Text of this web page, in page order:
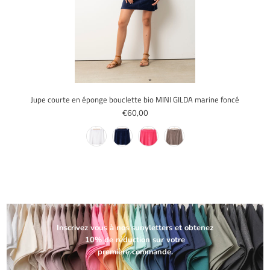
Jupe courte en éponge bouclette bio MINI GILDA marine foncé
€60,00
Inscrivez vous à nos sunyletters et obtenez
10% de réduction sur votre
première commande.